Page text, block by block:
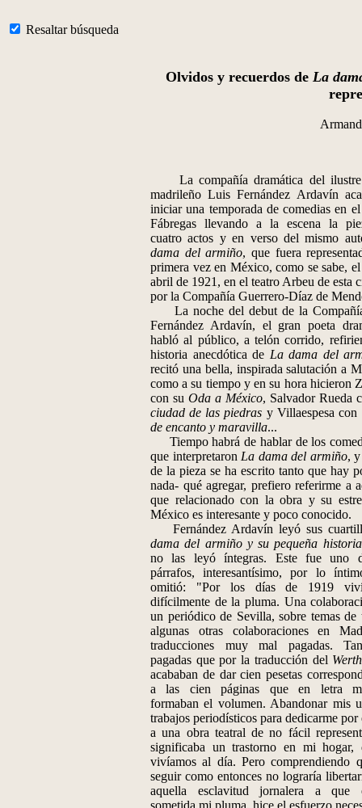
Resaltar búsqueda
Olvidos y recuerdos de La
La compañía dramática del ilustre
madrileño Luis Fernández Ardavín
iniciar una temporada de comedias en
Fábregas llevando a la escena la
cuatro actos y en verso del mismo
dama del armiño, que fuera
primera vez en México, como se sabe,
abril de 1921, en el teatro Arbeu de esta
por la Compañía Guerrero-Díaz de
La noche del debut de la
Fernández Ardavín, el gran poeta
habló al público, a telón corrido,
historia anecdótica de La dama del
recitó una bella, inspirada salutación a
como a su tiempo y en su hora hicieron
con su Oda a México, Salvador Rueda
ciudad de las piedras y Villaespesa con
de encanto y maravilla...
Tiempo habrá de hablar de los
que interpretaron La dama del armiño,
de la pieza se ha escrito tanto que hay
nada- qué agregar, prefiero referirme a
que relacionado con la obra y su
México es interesante y poco conocido.
Fernández Ardavín leyó sus
dama del armiño y su pequeña historia
no las leyó íntegras. Este fue uno
párrafos, interesantísimo, por lo
omitió: "Por los días de 1919
difícilmente de la pluma. Una
un periódico de Sevilla, sobre temas de
algunas otras colaboraciones en
traducciones muy mal pagadas.
pagadas que por la traducción del
acababan de dar cien pesetas
a las cien páginas que en letra
formaban el volumen. Abandonar mis
trabajos periodísticos para dedicarme por
a una obra teatral de no fácil
significaba un trastorno en mi hogar,
vivíamos al día. Pero comprendiendo
seguir como entonces no lograría
aquella esclavitud jornalera a que
sometida mi pluma, hice el esfuerzo